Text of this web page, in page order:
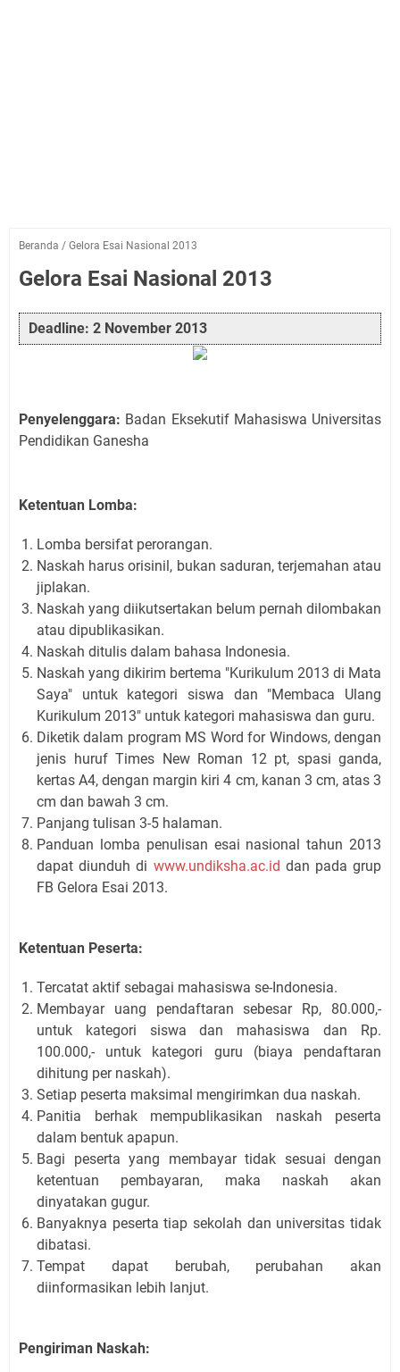
Beranda / Gelora Esai Nasional 2013
Gelora Esai Nasional 2013
Deadline: 2 November 2013
Penyelenggara: Badan Eksekutif Mahasiswa Universitas
Pendidikan Ganesha
Ketentuan Lomba:
Lomba bersifat perorangan.
Naskah harus orisinil, bukan saduran, terjemahan atau
jiplakan.
Naskah yang diikutsertakan belum pernah dilombakan
atau dipublikasikan.
Naskah ditulis dalam bahasa Indonesia.
Naskah yang dikirim bertema "Kurikulum 2013 di Mata
Saya" untuk kategori siswa dan "Membaca Ulang
Kurikulum 2013" untuk kategori mahasiswa dan guru.
Diketik dalam program MS Word for Windows, dengan
jenis huruf Times New Roman 12 pt, spasi ganda,
kertas A4, dengan margin kiri 4 cm, kanan 3 cm, atas 3
cm dan bawah 3 cm.
Panjang tulisan 3-5 halaman.
Panduan lomba penulisan esai nasional tahun 2013
dapat diunduh di www.undiksha.ac.id dan pada grup
FB Gelora Esai 2013.
Ketentuan Peserta:
Tercatat aktif sebagai mahasiswa se-Indonesia.
Membayar uang pendaftaran sebesar Rp, 80.000,-
untuk kategori siswa dan mahasiswa dan Rp.
100.000,- untuk kategori guru (biaya pendaftaran
dihitung per naskah).
Setiap peserta maksimal mengirimkan dua naskah.
Panitia berhak mempublikasikan naskah peserta
dalam bentuk apapun.
Bagi peserta yang membayar tidak sesuai dengan
ketentuan pembayaran, maka naskah akan
dinyatakan gugur.
Banyaknya peserta tiap sekolah dan universitas tidak
dibatasi.
Tempat dapat berubah, perubahan akan
diinformasikan lebih lanjut.
Pengiriman Naskah: